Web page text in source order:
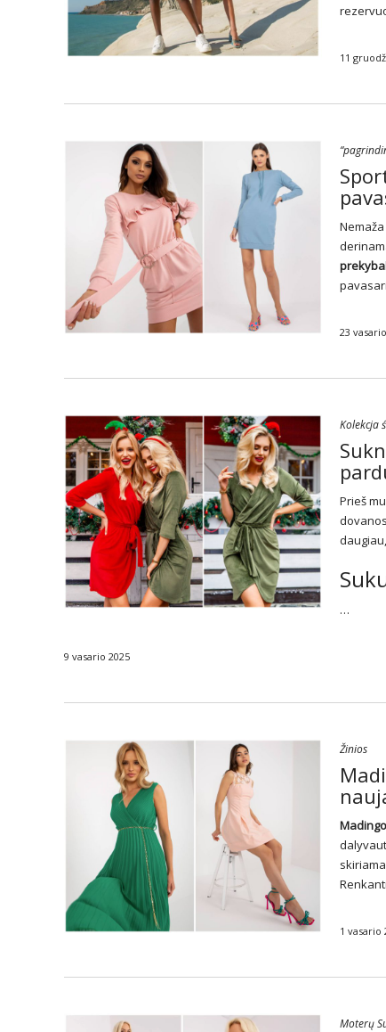
11
prekyba
23
Kolekcja
Prieš
…
9 vasario 2025
Žinios
1 vasario
Moterų